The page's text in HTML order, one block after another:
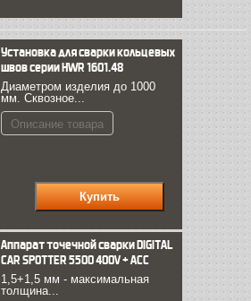
Установка для сварки кольцевых
швов серии HWR 1601.48
Диаметром изделия до 1000
мм. Сквозное...
Описание товара
Аппарат точечной сварки DIGITAL
CAR SPOTTER 5500 400V + ACC
1,5+1,5 мм - максимальная
толщина...